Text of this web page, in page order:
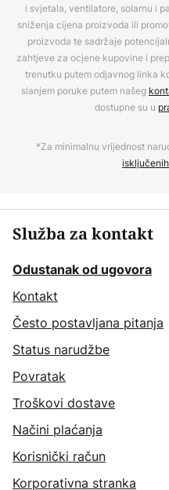
i svjetala, ventilatore, solarnu i
sniženja cijena proizvoda ili
proizvoda te sadržaje
zahtjeve za ocjene kupovine i
trenutku putem odjavnog linka
slanjem poruke putem našeg
dostupne su u
*Za minimalnu vrijednost
Služba za kontakt
Odustanak od ugovora
Kontakt
Često postavljana pitanja
Status narudžbe
Povratak
Troškovi dostave
Načini plaćanja
Korisnički račun
Korporativna stranka